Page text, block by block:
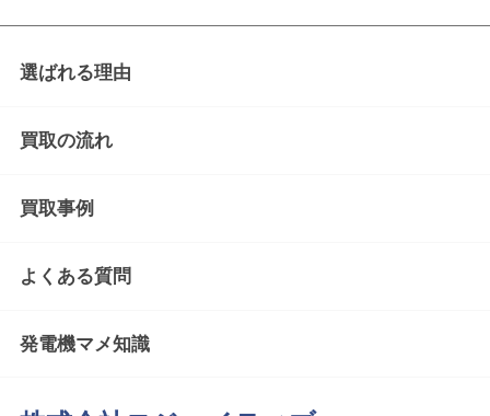
選ばれる理由
買取の流れ
買取事例
よくある質問
発電機マメ知識